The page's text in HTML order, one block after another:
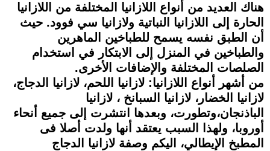
هناك العديد من أنواع اللازانيا المختلفة من اللازانيا
الحارة إلى اللازانيا النباتية ولازانيا سي فوود. حيث
أن الطبق نفسه يسمح للطباخين الماهرين
والطباخين في المنزل إلى الابتكار في استخدام
الصلصات المختلفة والإضافات الأخرى.
من أشهر أنواع اللازانيا: لازانيا اللحم، لازانيا الدجاج،
لازانيا الخضار، لازانيا السبانخ ، لازانيا
الباذنجان،وتطورت، وبعدها انتشرت إلى جميع أنحاء
أوروبا، ولهذا السبب يعتقد أنها ولدت أصلا فى
المطبخ الإيطالي، اليكم وصفة لازانيا الدجاج